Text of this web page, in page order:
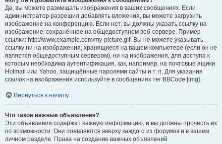
Да, вы можете размещать изображения в ваших сообщениях. Если
администратор разрешил добавлять вложения, вы можете загрузить
изображение на конференцию. Если нет, вы должны указать ссылку на
изображение, сохранённое на общедоступном веб-сервере. Пример
ссылки: http://www.example.com/my-picture.gif. Вы не можете указывать
ссылку ни на изображения, хранящиеся на вашем компьютере (если он не
является общедоступным сервером), ни на изображения, для доступа к
которым необходима аутентификация, как, например, на почтовые ящики
Hotmail или Yahoo, защищённые паролями сайты и т. п. Для указания
ссылок на изображения используйте в сообщениях тег BBCode [img].
Вернуться к началу
Что такое важные объявления?
Эти объявления содержат важную информацию, и вы должны прочесть их
по возможности. Они появляются вверху каждого из форумов и в вашем
личном разделе. Права на создание важных объявлений